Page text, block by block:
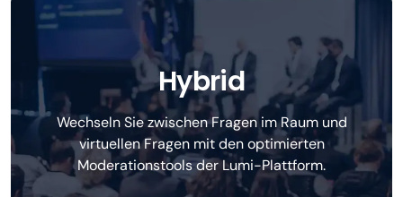
Hybrid
Wechseln Sie zwischen Fragen im Raum und
virtuellen Fragen mit den optimierten
Moderationstools der Lumi-Plattform.